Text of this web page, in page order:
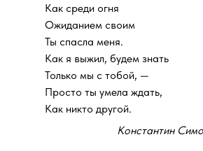
Как среди огня
Ожиданием своим
Ты спасла меня.
Как я выжил, будем знать
Только мы с тобой, —
Просто ты умела ждать,
Как никто другой.
Константин